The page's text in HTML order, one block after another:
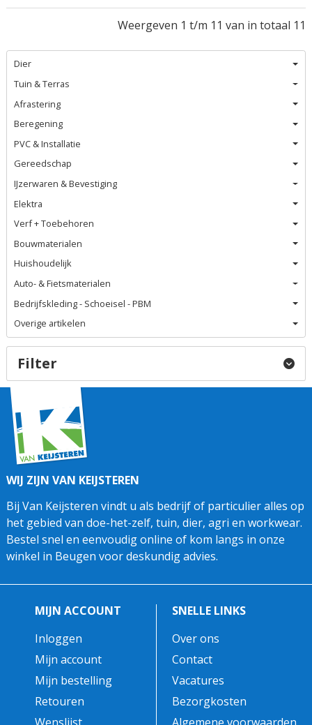
Dier
Tuin & Terras
Afrastering
Beregening
PVC & Installatie
Gereedschap
IJzerwaren & Bevestiging
Elektra
Verf + Toebehoren
Bouwmaterialen
Huishoudelijk
Auto- & Fietsmaterialen
Bedrijfskleding - Schoeisel - PBM
Overige artikelen
Filter
DIMBAAR MET APP
Weergeven 1 t/m 11 van in totaal 11
WIJ ZIJN VAN KEIJSTEREN
Bij Van Keijsteren vindt u als bedrijf of particulier alles op
het gebied van doe-het-zelf, tuin, dier, agri en workwear.
Bestel snel en eenvoudig online of kom langs in onze
winkel in Beugen voor deskundig advies.
MIJN ACCOUNT
Inloggen
Mijn account
Mijn bestelling
Retouren
SNELLE LINKS
Over ons
Contact
Vacatures
Bezorgkosten